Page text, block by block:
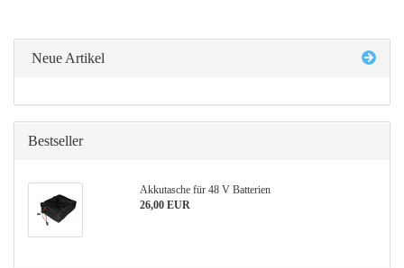
Neue Artikel
Bestseller
Akkutasche für 48 V Batterien
26,00 EUR